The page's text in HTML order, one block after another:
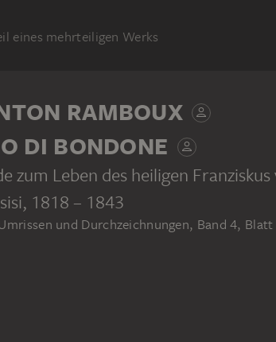
eines mehrteiligen Werks
RAMBOUX
DI BONDONE
zum Leben des heiligen
, 1818 – 1843
und Durchzeichnungen, Band 4, Blatt